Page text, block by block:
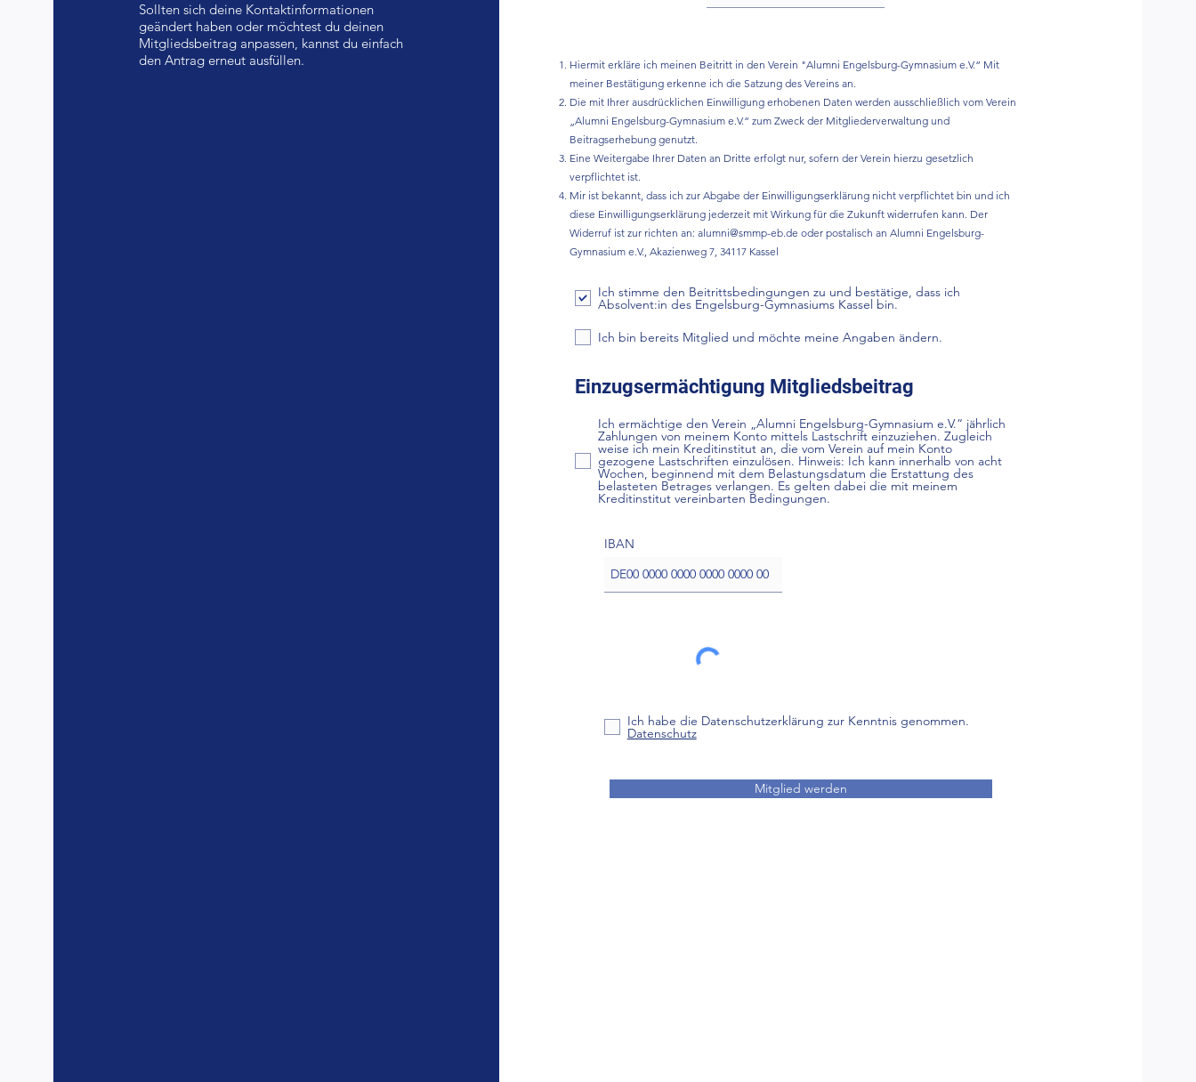
Sollten sich deine Kontaktinformationen
geändert haben oder möchtest du deinen
Mitgliedsbeitrag anpassen, kannst du einfach
den Antrag erneut ausfüllen.
Hiermit erkläre ich meinen Beitritt in den Verein "Alumni Engelsburg-Gymnasium e.V.“ Mit
meiner Bestätigung erkenne ich die Satzung des Vereins an.
Die mit Ihrer ausdrücklichen Einwilligung erhobenen Daten werden ausschließlich vom Verein
„Alumni Engelsburg-Gymnasium e.V.“ zum Zweck der Mitgliederverwaltung und
Beitragserhebung genutzt.
Eine Weitergabe Ihrer Daten an Dritte erfolgt nur, sofern der Verein hierzu gesetzlich
verpflichtet ist.
Mir ist bekannt, dass ich zur Abgabe der Einwilligungserklärung nicht verpflichtet bin und ich
diese Einwilligungserklärung jederzeit mit Wirkung für die Zukunft widerrufen kann. Der
Widerruf ist zur richten an: alumni@smmp-eb.de oder postalisch an Alumni Engelsburg-
Gymnasium e.V., Akazienweg 7, 34117 Kassel
Ich stimme den Beitrittsbedingungen zu und bestätige, dass ich
Absolvent:in des Engelsburg-Gymnasiums Kassel bin.
Ich bin bereits Mitglied und möchte meine Angaben ändern.
Einzugsermächtigung Mitgliedsbeitrag
Ich ermächtige den Verein „Alumni Engelsburg-Gymnasium e.V.“ jährlich
Zahlungen von meinem Konto mittels Lastschrift einzuziehen. Zugleich
weise ich mein Kreditinstitut an, die vom Verein auf mein Konto
gezogene Lastschriften einzulösen. Hinweis: Ich kann innerhalb von acht
Wochen, beginnend mit dem Belastungsdatum die Erstattung des
belasteten Betrages verlangen. Es gelten dabei die mit meinem
Kreditinstitut vereinbarten Bedingungen.
IBAN
Ich habe die Datenschutzerklärung zur Kenntnis genommen.
Datenschutz
Mitglied werden